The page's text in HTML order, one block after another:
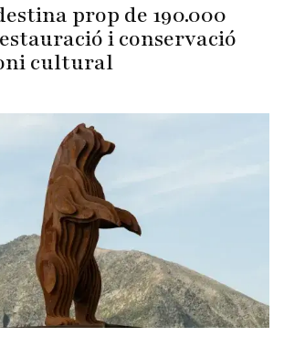
prop de 190.000
i conservació
cultural